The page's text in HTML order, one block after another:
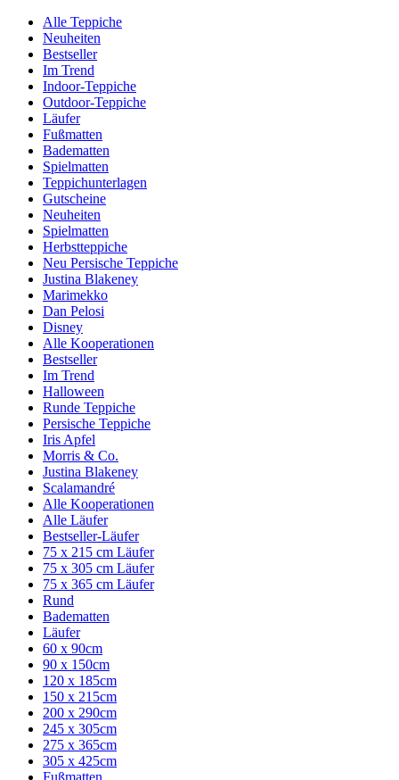
Alle Teppiche
Neuheiten
Bestseller
Im Trend
Indoor-Teppiche
Outdoor-Teppiche
Läufer
Fußmatten
Badematten
Spielmatten
Teppichunterlagen
Gutscheine
Neuheiten
Spielmatten
Herbstteppiche
Neu Persische Teppiche
Justina Blakeney
Marimekko
Dan Pelosi
Disney
Alle Kooperationen
Bestseller
Im Trend
Halloween
Runde Teppiche
Persische Teppiche
Iris Apfel
Morris & Co.
Justina Blakeney
Scalamandré
Alle Kooperationen
Alle Läufer
Bestseller-Läufer
75 x 215 cm Läufer
75 x 305 cm Läufer
75 x 365 cm Läufer
Rund
Badematten
Läufer
60 x 90cm
90 x 150cm
120 x 185cm
150 x 215cm
200 x 290cm
245 x 305cm
275 x 365cm
305 x 425cm
Fußmatten